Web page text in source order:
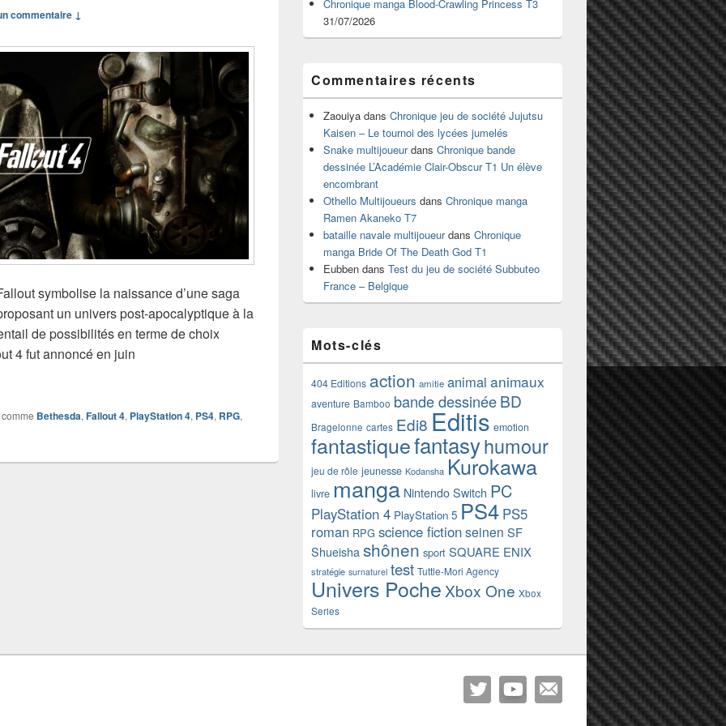
commentaire ↓
symbolise la naissance d’une saga
un univers post-apocalyptique à la
de possibilités en terme de choix
4 fut annoncé en juin
4 (PS4)
Bethesda, Fallout 4, PlayStation 4, PS4, RPG,
Chronique manga Blood-Crawling Princess T3
31/07/2026
Commentaires récents
Zaouiya dans Chronique jeu de société Jujutsu
Kaisen – Le tournoi des lycées jumelés
Snake multijoueurdans Chronique bande
dessinée L’Académie Clair-Obscur T1 Un élève
encombrant
Othello Multijoueurs dans Chronique manga
Ramen Akaneko T7
bataille navale multijoueurdans Chronique
manga Bride Of The Death God T1
Eubben dans Test du jeu de société Subbuteo
France – Belgique
Mots-clés
404 Editions action amitie animal animaux
aventure Bamboo bande dessinéeBD
Bragelonne cartes Edi8 Editis emotion
fantastiquefantasyhumour
jeu de rôle jeunesse Kodansha Kurokawa
livre manga Nintendo Switch PC
PlayStation 4 PlayStation 5 PS4 PS5
roman RPG science fictionseinen SF
Shueisha shônen sport SQUARE ENIX
stratégie surnaturel test Tuttle-Mori Agency
Univers Poche Xbox One Xbox
Series